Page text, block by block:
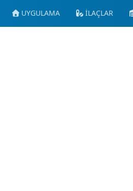
UYGULAMA İLAÇLAR